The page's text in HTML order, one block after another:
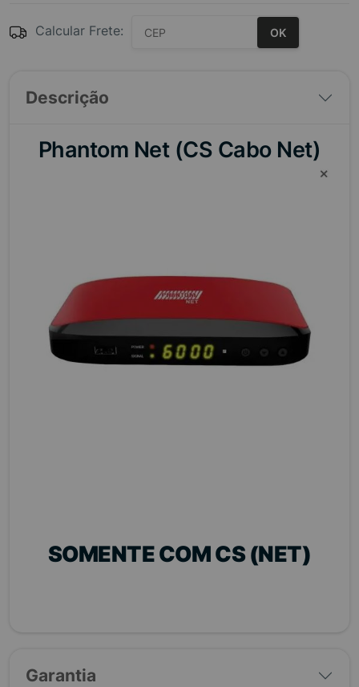
Calcular Frete: OK
Descrição
Phantom Net (CS Cabo Net)
SOMENTE COM CS (NET)
Garantia